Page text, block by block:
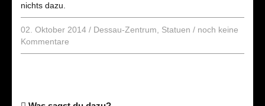
nichts dazu.
02. Oktober 2014 / Dessau-Zentrum Statuen / noch keine
Kommentare